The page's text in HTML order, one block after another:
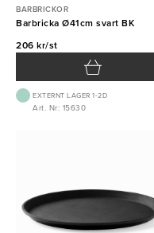
BARBRICKOR
Barbricka Ø41cm svart BK
206 kr/st
EXTERNT LAGER 1-2D
Art. Nr: 15630